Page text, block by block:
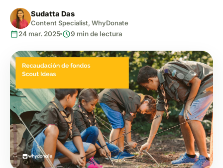
Sudatta Das
Content Specialist, WhyDonate
calendar_today24 mar. 2025 schedule9 min de lectura